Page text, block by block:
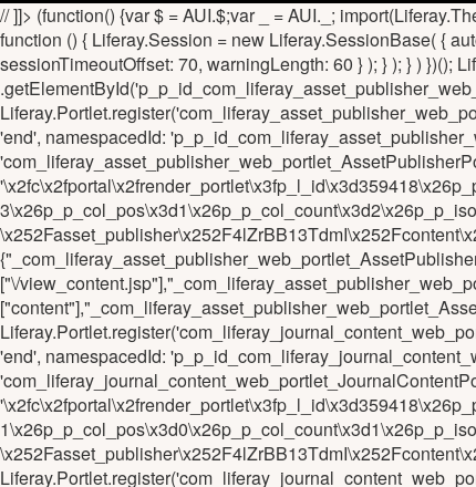
// ]]> (function() {var $ = AUI.$;var _ = AUI._;
function () { Liferay.Session = new Liferay.SessionBase( {
sessionTimeoutOffset: 70, warningLength: 60 } ); } ); } ) })();
'end', namespacedId:
["\/
'end', namespacedId: